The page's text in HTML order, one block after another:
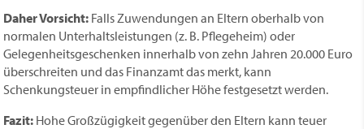
Daher Vorsicht: Falls Zuwendungen an Eltern oberhalb von
normalen Unterhaltsleistungen (z. B. Pflegeheim) oder
Gelegenheitsgeschenken innerhalb von zehn Jahren 20.000 Euro
überschreiten und das Finanzamt das merkt, kann
Schenkungsteuer in empfindlicher Höhe festgesetzt werden.
Fazit: Hohe Großzügigkeit gegenüber den Eltern kann teuer